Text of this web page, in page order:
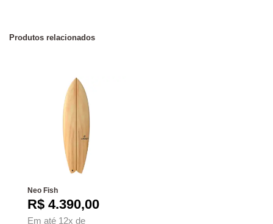
Produtos relacionados
Neo Fish
R$ 4.390,00
Em até 12x de